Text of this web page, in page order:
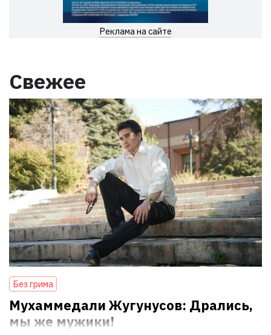
Реклама на сайте
Свежее
Без грима
Мухаммедали Жугунусов: Дрались,
мы же мужики!